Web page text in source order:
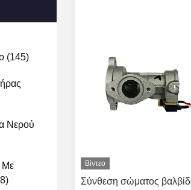
(145)
Νερού
Με
Βίντεο
Σύνθεση σώματος